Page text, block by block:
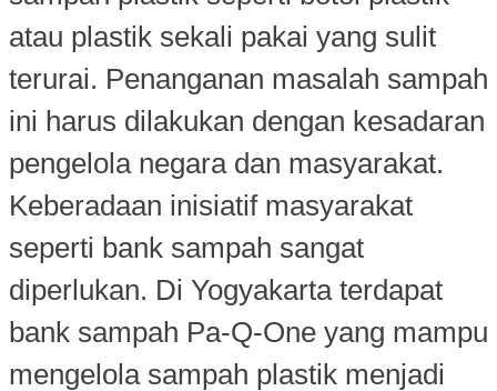
atau plastik sekali pakai yang sulit
terurai. Penanganan masalah sampah
ini harus dilakukan dengan kesadaran
pengelola negara dan masyarakat.
Keberadaan inisiatif masyarakat
seperti bank sampah sangat
diperlukan. Di Yogyakarta terdapat
bank sampah Pa-Q-One yang mampu
mengelola sampah plastik menjadi